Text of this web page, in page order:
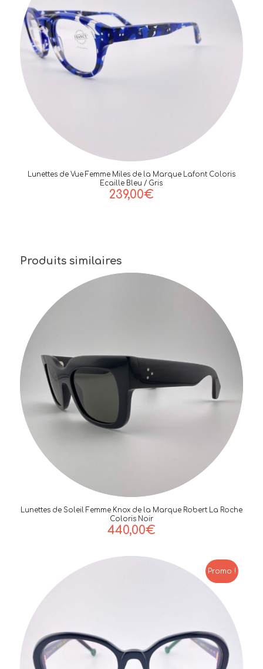
Lunettes de Vue Femme Miles de la Marque Lafont Coloris
Ecaille Bleu / Gris
239,00€
Produits similaires
Lunettes de Soleil Femme Knox de la Marque Robert La Roche
Coloris Noir
440,00€
Promo !